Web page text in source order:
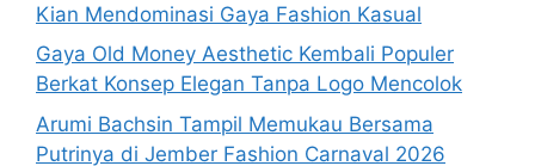
Kian Mendominasi Gaya Fashion Kasual
Gaya Old Money Aesthetic Kembali Populer
Berkat Konsep Elegan Tanpa Logo Mencolok
Arumi Bachsin Tampil Memukau Bersama
Putrinya di Jember Fashion Carnaval 2026